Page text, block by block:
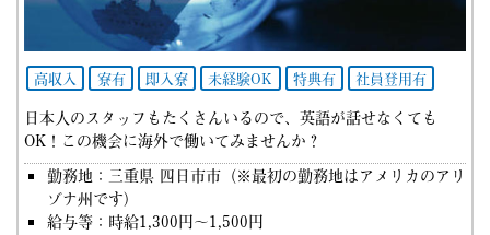
高収入 寮有 即入寮 未経験OK 特典有 社員登用有
日本人のスタッフもたくさんいるので、英語が話せなくても
OK！この機会に海外で働いてみませんか？
勤務地：三重県 四日市市（※最初の勤務地はアメリカのアリ
ゾナ州です）
給与等：時給1,300円～1,500円